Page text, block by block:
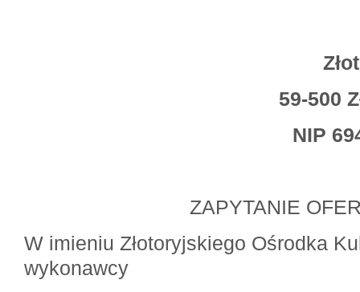
59-500
NIP
ZAPYTANIE
W imieniu Złotoryjskiego Ośrodka
wykonawcy